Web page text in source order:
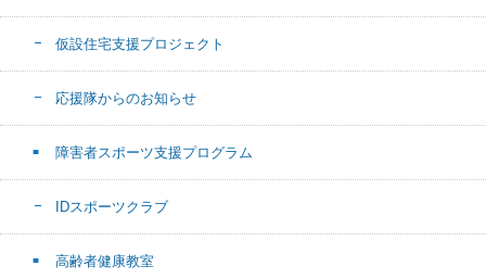
仮設住宅支援プロジェクト
応援隊からのお知らせ
障害者スポーツ支援プログラム
IDスポーツクラブ
高齢者健康教室